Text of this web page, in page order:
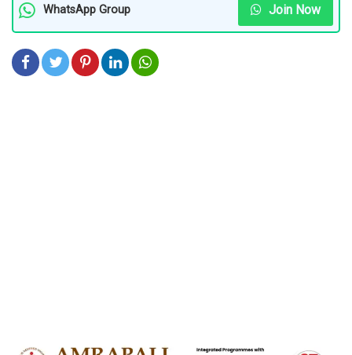
WhatsApp Group Join Now